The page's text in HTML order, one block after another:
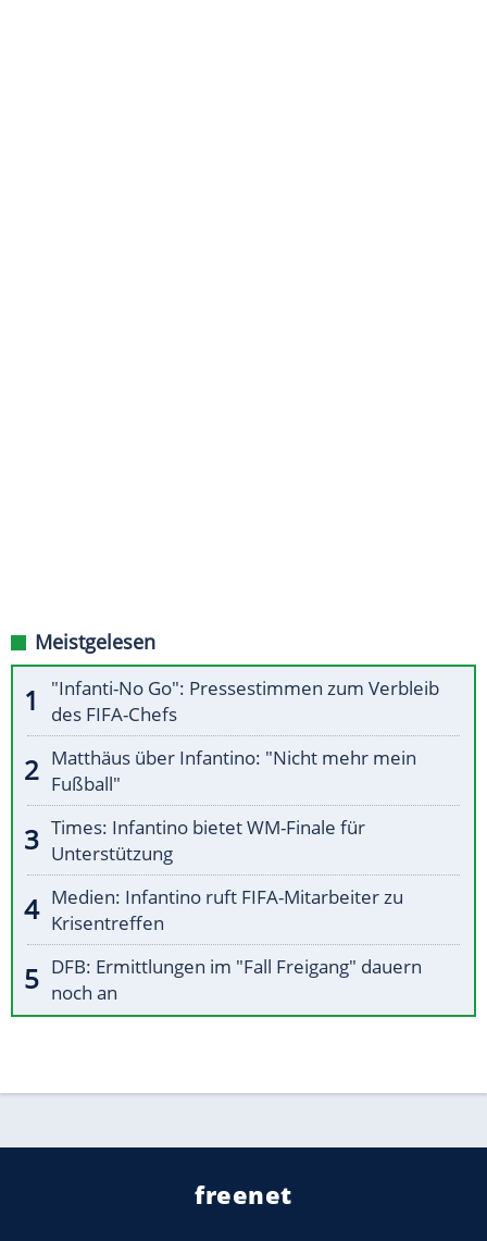
Meistgelesen
"Infanti-No Go": Pressestimmen zum Verbleib
des FIFA-Chefs
Matthäus über Infantino: "Nicht mehr mein
Fußball"
Times: Infantino bietet WM-Finale für
Unterstützung
Medien: Infantino ruft FIFA-Mitarbeiter zu
Krisentreffen
DFB: Ermittlungen im "Fall Freigang" dauern
noch an
freenet